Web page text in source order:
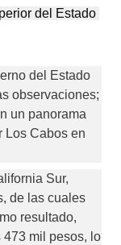
del Estado
del Estado
observaciones;
un panorama
Los Cabos en
Sur,
de las cuales
resultado,
mil pesos, lo